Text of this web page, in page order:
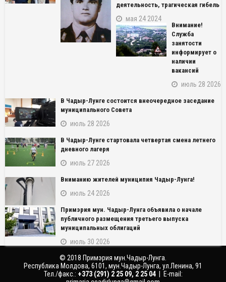
деятельность, трагическая гибель
мая 24 2024
Внимание!
Служба
занятости
информирует о
наличии
вакансий
июль 28 2026
В Чадыр-Лунге состоится внеочередное заседание
муниципального Совета
июль 28 2026
В Чадыр-Лунге стартовала четвертая смена летнего
дневного лагеря
июль 27 2026
Вниманию жителей муниципия Чадыр-Лунга!
июль 24 2026
Примэрия мун. Чадыр-Лунга объявила о начале
публичного размещения третьего выпуска
муниципальных облигаций
июль 30 2026
© 2018 Примэрия мун.Чадыр-Лунга.
Республика Молдова, 6101, мун.Чадыр-Лунга, ул.Ленина, 91
Тел./факс.: ‎+373 (291) 2 25 09, 2 25 04| E-mail:
NAME_SOCIAL_TWITTER
NAME_SOCIAL_PINTEREST